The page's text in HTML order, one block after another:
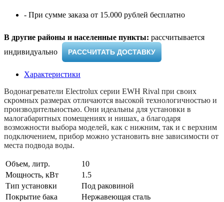
- При сумме заказа от 15.000 рублей бесплатно
В другие районы и населенные пункты: рассчитывается
индивидуально ​
РАССЧИТАТЬ ДОСТАВКУ
Характеристики
Водонагреватели Electrolux серии EWH Rival при своих
скромных размерах отличаются высокой технологичностью и
производительностью. Они идеальны для установки в
малогабаритных помещениях и нишах, а благодаря
возможности выбора моделей, как с нижним, так и с верхним
подключением, прибор можно установить вне зависимости от
места подвода воды.
Объем, литр.
10
Мощность, кВт
1.5
Тип установки
Под раковиной
Покрытие бака
Нержавеющая сталь